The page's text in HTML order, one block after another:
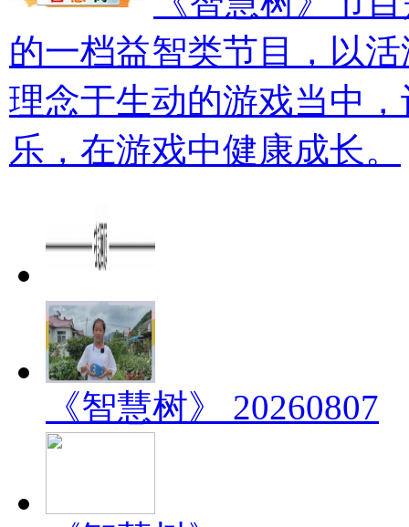
的一档益智类节目，以
理念于生动的游戏当中
乐，在游戏中健康成长。
《智慧树》 20260807